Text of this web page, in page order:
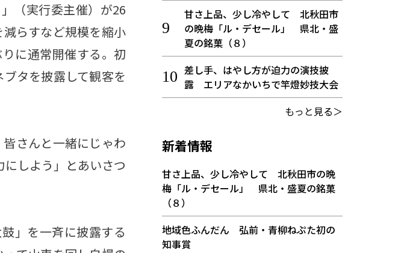
（実行委主催）が26
らすなど規模を縮小
に通常開催する。初
タを披露して観客を
さんと一緒にじゃわ
しよう」とあいさつ
」を一斉に披露する
甘さ上品、少し冷やして 北秋田市
の晩梅「ル・デセール」 県北・盛
夏の銘菓（８）
差し手、はやし方が迫力の演技披
露 エリアなかいちで竿燈妙技大会
もっと見る＞
新着情報
甘さ上品、少し冷やして 北秋田市の晩
梅「ル・デセール」 県北・盛夏の銘菓
（８）
地域色ふんだん 弘前・青柳ねぷた初の
知事賞